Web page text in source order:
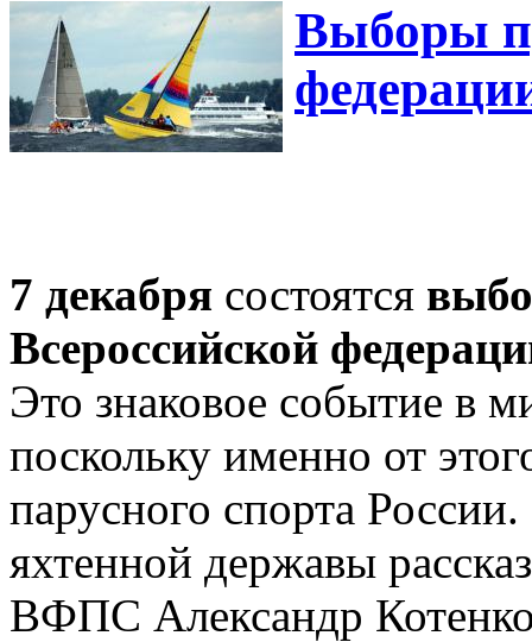
Выборы
7 декабря состоятся
Всероссийской
Это знаковое событие в
поскольку именно от
парусного спорта
яхтенной державы
ВФПС Александр